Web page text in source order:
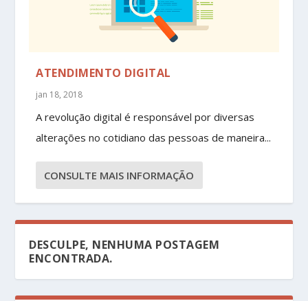
ATENDIMENTO DIGITAL
jan 18, 2018
A revolução digital é responsável por diversas
alterações no cotidiano das pessoas de maneira...
CONSULTE MAIS INFORMAÇÃO
DESCULPE, NENHUMA POSTAGEM
ENCONTRADA.